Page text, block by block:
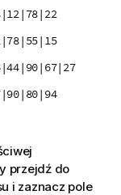
przejdź do
i zaznacz pole